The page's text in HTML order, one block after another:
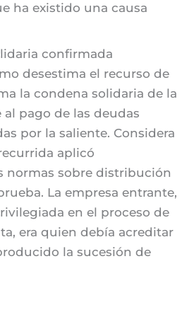
ha existido una causa
confirmada
desestima el recurso de
la condena solidaria de la
pago de las deudas
por la saliente. Considera
aplicó
normas sobre distribución
La empresa entrante,
en el proceso de
era quien debía acreditar
la sucesión de